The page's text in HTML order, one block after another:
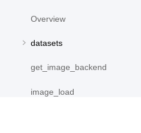
Overview
datasets
get_image_backend
image_load